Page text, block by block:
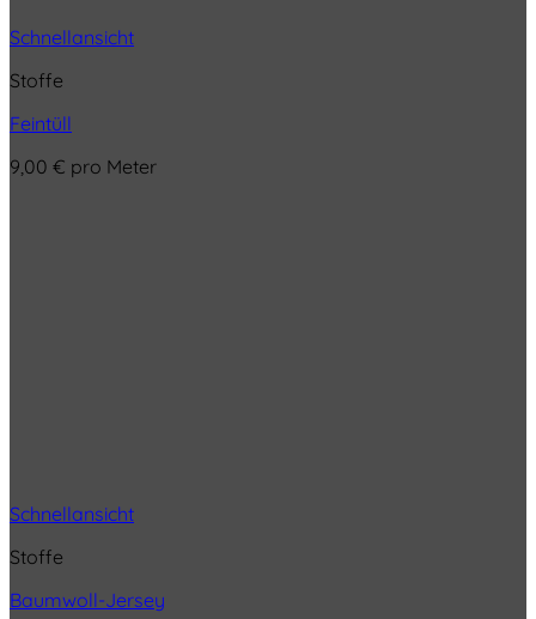
Schnellansicht
Stoffe
Feintüll
9,00 € pro Meter
Schnellansicht
Stoffe
Baumwoll-Jersey